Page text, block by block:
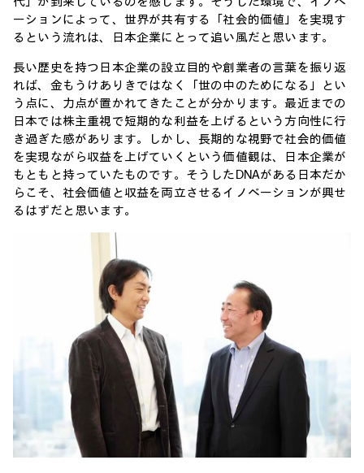
ーションによって、世界が共有する「社会的価値」を実現す
るという流れは、日本企業にとって追い風だと思います。
長い歴史を持つ日本企業の設立目的や創業者の言葉を振り返
れば、金もうけありきではなく「世の中のためになる」とい
う点に、力点が置かれてきたことが分かります。最近までの
日本では株主重視で短期的な利益を上げるという方向性に行
き過ぎた感があります。しかし、長期的な視野で社会的価値
を実現ながら収益を上げていくという価値観は、日本企業が
もともと持っていたものです。そうしたDNAがある日本だか
らこそ、社会価値と収益を両立させるイノベーションが興せ
るはずだと思います。